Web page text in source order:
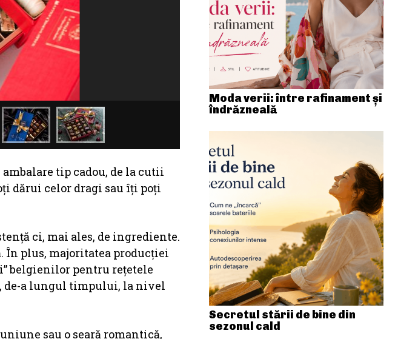
tip cadou, de la cutii
dărui celor dragi sau îți poţi
ci, mai ales, de ingrediente.
În plus, majoritatea producției
belgienilor pentru rețetele
de-a lungul timpului, la nivel
sau o seară romantică,
Moda verii: între rafinament și
îndrăzneală
Secretul stării de bine din
sezonul cald